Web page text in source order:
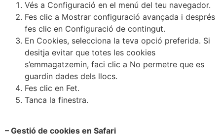
Vés a Configuració en el menú del teu navegador.
Fes clic a Mostrar configuració avançada i després
fes clic en Configuració de contingut.
En Cookies, selecciona la teva opció preferida. Si
desitja evitar que totes les cookies
s’emmagatzemin, faci clic a No permetre que es
guardin dades dels llocs.
Fes clic en Fet.
Tanca la finestra.
– Gestió de cookies en Safari